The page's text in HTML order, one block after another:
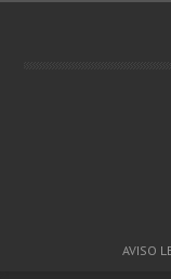
Menú del pie de página
AVISO